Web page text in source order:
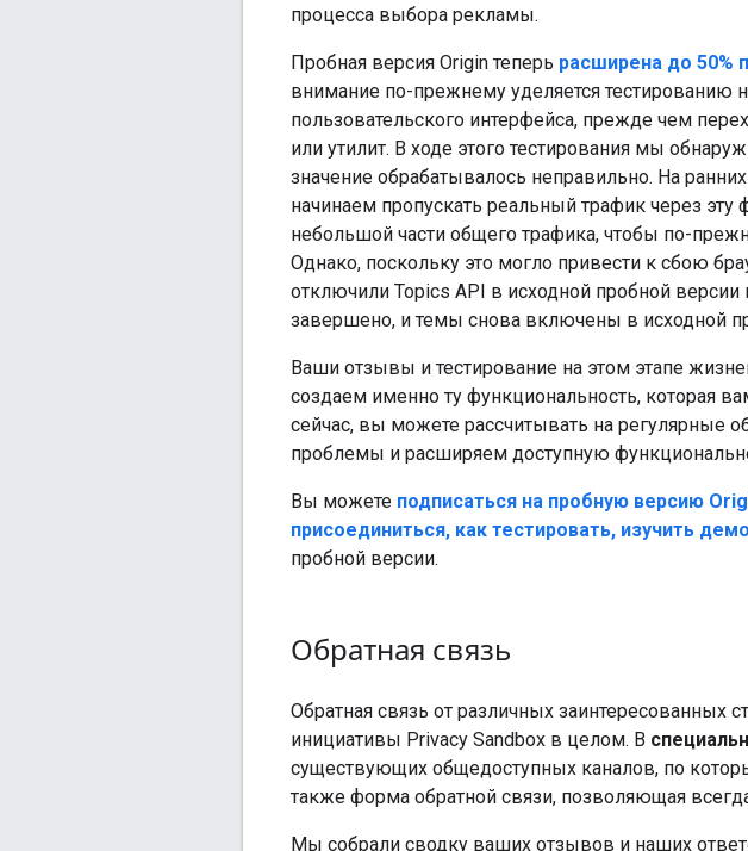
процесса выбора рекламы.
Пробная версия Origin теперь расширена до 50%
внимание по-прежнему уделяется тестированию
пользовательского интерфейса, прежде чем
или утилит. В ходе этого тестирования мы
значение обрабатывалось неправильно. На
начинаем пропускать реальный трафик через
небольшой части общего трафика, чтобы по-
Однако, поскольку это могло привести к сбою
отключили Topics API в исходной пробной
завершено, и темы снова включены в исходной
Ваши отзывы и тестирование на этом этапе
создаем именно ту функциональность, которая
сейчас, вы можете рассчитывать на регулярные
проблемы и расширяем доступную
Вы можете подписаться на пробную версию
присоединиться, как тестировать, изучить
пробной версии.
Обратная связь
Обратная связь от различных
инициативы Privacy Sandbox в целом. В
существующих общедоступных каналов, по
также форма обратной связи, позволяющая
Мы собрали сводку ваших отзывов и наших